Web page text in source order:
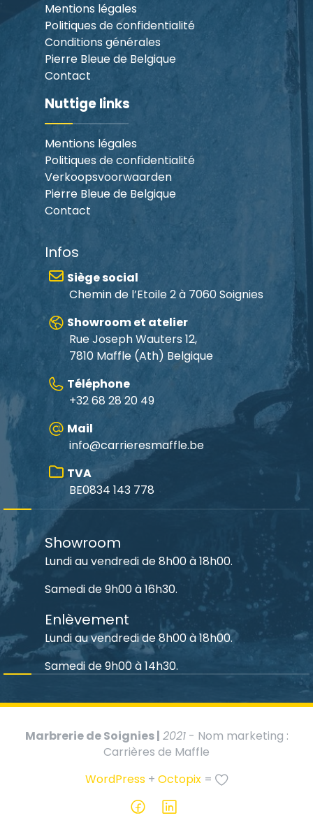
Mentions légales
Politiques de confidentialité
Conditions générales
Pierre Bleue de Belgique
Contact
Nuttige links
Mentions légales
Politiques de confidentialité
Verkoopsvoorwaarden
Pierre Bleue de Belgique
Contact
Infos
Siège social
Chemin de l’Etoile 2 à 7060 Soignies
Showroom et atelier
Rue Joseph Wauters 12,
7810 Maffle (Ath) Belgique
Téléphone
+32 68 28 20 49
Mail
info@carrieresmaffle.be
TVA
BE0834 143 778
Showroom
Lundi au vendredi de 8h00 à 18h00.
Samedi de 9h00 à 16h30.
Enlèvement
Lundi au vendredi de 8h00 à 18h00.
Samedi de 9h00 à 14h30.
Marbrerie de Soignies | 2021- Nom marketing :
Carrières de Maffle
WordPress+ Octopix=